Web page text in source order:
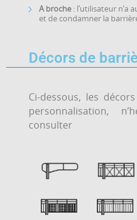
A broche : l’utilisateur n’a
et de condamner la
Décors de
Ci-dessous, les
personnalisation,
consulter